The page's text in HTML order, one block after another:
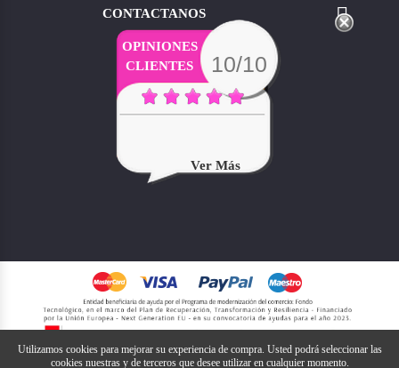
CONTACTANOS 
OPINIONES
CLIENTES
10/10
Ver Más
Utilizamos cookies para mejorar su experiencia de compra. Usted podrá seleccionar las
cookies nuestras y de terceros que desee utilizar en cualquier momento.